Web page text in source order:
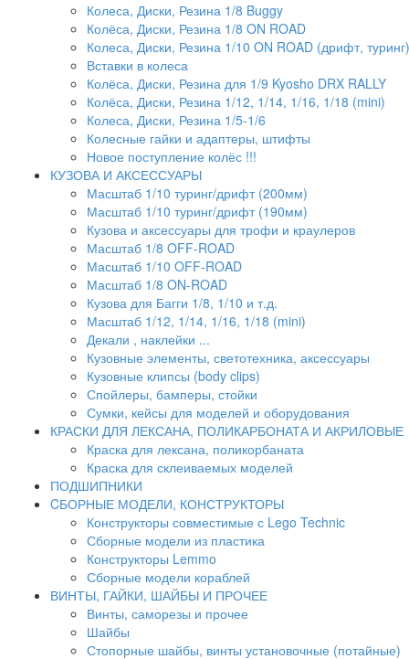
Колеса, Диски, Резина 1/8 Buggy
Колёса, Диски, Резина 1/8 ON ROAD
Колеса, Диски, Резина 1/10 ON ROAD (дрифт, туринг)
Вставки в колеса
Колёса, Диски, Резина для 1/9 Kyosho DRX RALLY
Колёса, Диски, Резина 1/12, 1/14, 1/16, 1/18 (mini)
Колеса, Диски, Резина 1/5-1/6
Колесные гайки и адаптеры, штифты
Новое поступление колёс !!!
КУЗОВА И АКСЕССУАРЫ
Масштаб 1/10 туринг/дрифт (200мм)
Масштаб 1/10 туринг/дрифт (190мм)
Кузова и аксессуары для трофи и краулеров
Масштаб 1/8 OFF-ROAD
Масштаб 1/10 OFF-ROAD
Масштаб 1/8 ON-ROAD
Кузова для Багги 1/8, 1/10 и т.д.
Масштаб 1/12, 1/14, 1/16, 1/18 (mini)
Декали , наклейки ...
Кузовные элементы, светотехника, аксессуары
Кузовные клипсы (body clips)
Спойлеры, бамперы, стойки
Сумки, кейсы для моделей и оборудования
КРАСКИ ДЛЯ ЛЕКСАНА, ПОЛИКАРБОНАТА И АКРИЛОВЫЕ
Краска для лексана, поликорбаната
Краска для склеиваемых моделей
ПОДШИПНИКИ
CБОРНЫЕ МОДЕЛИ, КОНСТРУКТОРЫ
Конструкторы совместимые с Lego Technic
Сборные модели из пластика
Конструкторы Lemmo
Сборные модели кораблей
ВИНТЫ, ГАЙКИ, ШАЙБЫ И ПРОЧЕЕ
Винты, саморезы и прочее
Шайбы
Стопорные шайбы, винты установочные (потайные)